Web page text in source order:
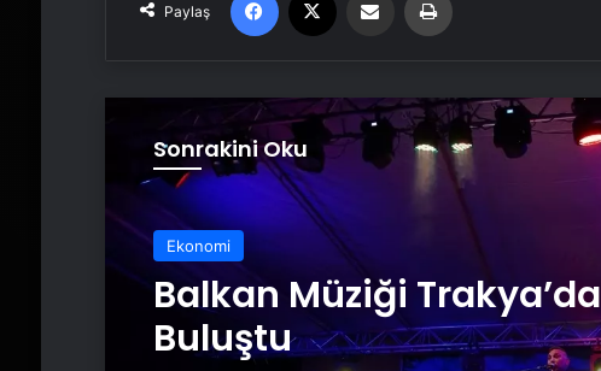
Paylaş
Sonrakini Oku
Ekonomi
Balkan Müziği Trakya’da
Buluştu
Ekonomi